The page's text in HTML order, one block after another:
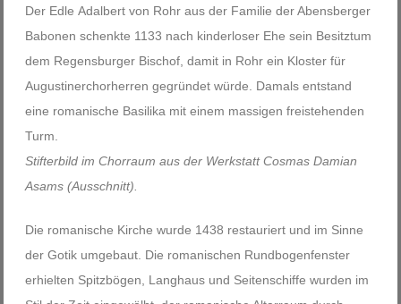
Der Edle Adalbert von Rohr aus der Familie der Abensberger
Babonen schenkte 1133 nach kinderloser Ehe sein Besitztum
dem Regensburger Bischof, damit in Rohr ein Kloster für
Augustinerchorherren gegründet würde. Damals entstand
eine romanische Basilika mit einem massigen freistehenden
Turm.
Stifterbild im Chorraum aus der Werkstatt Cosmas Damian
Asams (Ausschnitt).
Die romanische Kirche wurde 1438 restauriert und im Sinne
der Gotik umgebaut. Die romanischen Rundbogenfenster
erhielten Spitzbögen, Langhaus und Seitenschiffe wurden im